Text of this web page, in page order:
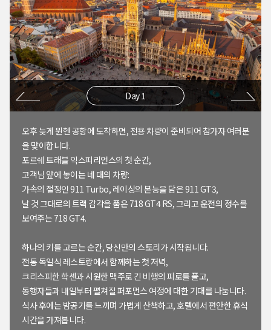
Day 1
오후 늦게 뮌헨 공항에 도착하면, 전용 차량이 준비되어 참가자 여러분
을 맞이합니다.
포르쉐 트래블 익스피리언스의 첫 순간,
고객님 앞에 놓이는 네 대의 차량:
가속의 절정인 911 Turbo, 레이싱의 본능을 담은 911 GT3,
날 것 그대로의 트랙 감각을 품은 718 GT4 RS, 그리고 운전의 정수를
보여주는 718 GT4.
하나의 키를 고르는 순간, 당신만의 스토리가 시작됩니다.
전통 독일식 레스토랑에서 함께하는 첫 저녁,
크리스피한 학센과 시원한 맥주로 긴 비행의 피로를 풀고,
동행자들과 내일부터 펼쳐질 퍼포먼스 여정에 대한 기대를 나눕니다.
식사 후에는 밤공기를 느끼며 가볍게 산책하고, 호텔에서 편안한 휴식
시간을 가져봅니다.